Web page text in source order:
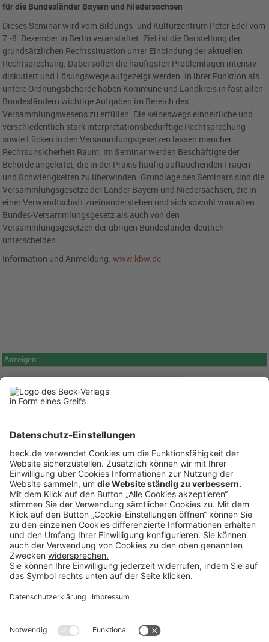
für die Bundesländer Bayern und Niedersachsen
Dieses Seminar wird vom Bildungs- und Kulturzentrum Peter Edel vom
7.-8. Dezember in Berlin veranstaltet. Ziel ist die Darstellung der
grundsätzlichen Rechtssituation unter Einbindung der aktuellen
Rechtsprechung. Dabei sollen die häufigsten Problemlagen intensiv
diskutiert und Lösungswege aufgezeigt werden. In ihrer Funktion als
untere Ordnungsbehörde haben Kommune und Landkreis in fast allen
Bundesländern wichtige Aufgaben im Bereich des
Versammlungswesens zu erfüllen. Die keineswegs einheitliche und
verschiedentlich stark interpretationsbedürftige Rechtsprechung
sowie Lücken in den Versammlungsgesetzen lassen mancher
Rechtsunsicherheit Raum. Im Seminar werden Beschäftigte der
Behörde angeleitet, die in der Praxis häufig auftauchenden Fragen
und Schwierigkeiten zu überwinden. Grundlage des Seminars sind die
Versammlungsgesetze der Länder Bayern und Niedersachsen, die in
einer Verwandtschaft zueinanderstehen und sich sowohl vom alten
Bundes-Versammlungsgesetz als auch von den
Versammlungsgesetzen der übrigen Bundesländer deutlich
unterscheiden.
Information und Anmeldung:www.kbw.de
Anzeigen:
BECK Stellenmarkt